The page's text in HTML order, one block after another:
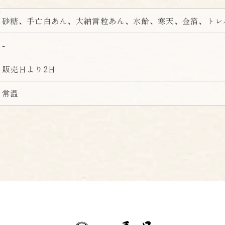
砂糖、手亡白あん、大納言粒あん、水飴、寒天、金箔、ト
-
販売日より2日
常温